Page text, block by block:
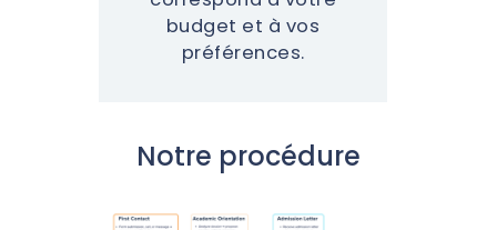
budget et à vos
préférences.
Notre procédure